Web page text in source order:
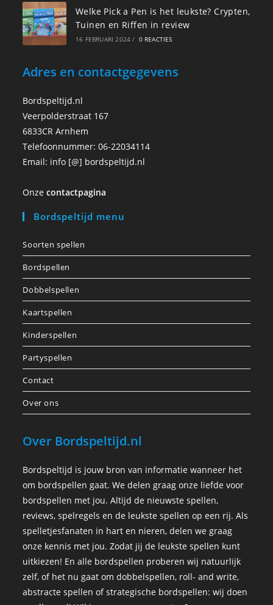
Welke Pick a Pen is het leukste? Crypten,
Tuinen en Riffen in review
16 FEBRUARI 2024 / 0 REACTIES
Adres en contactgegevens
Bordspeltijd.nl
Veerpolderstraat 167
6833CR Arnhem
Telefoonnummer: 06-22034114
Email: info [@] bordspeltijd.nl
Onzecontactpagina
Bordspeltijd menu
Soorten spellen
Bordspellen
Dobbelspellen
Kaartspellen
Kinderspellen
Partyspellen
Contact
Over ons
Over Bordspeltijd.nl
Bordspeltijd is jouw bron van informatie wanneer het
om bordspellen gaat. We delen graag onze liefde voor
bordspellen met jou. Altijd de nieuwste spellen,
reviews, spelregels en de leukste spellen op een rij. Als
spelletjesfanaten in hart en nieren, delen we graag
onze kennis met jou. Zodat jij de leukste spellen kunt
uitkiezen! En alle bordspellen proberen wij natuurlijk
zelf, of het nu gaat om dobbelspellen, roll- and write,
abstracte spellen of strategische bordspellen: wij doen